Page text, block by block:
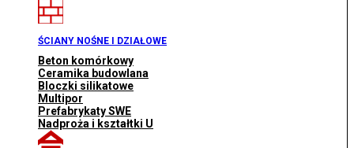
ŚCIANY NOŚNE I DZIAŁOWE
Beton komórkowy
Ceramika budowlana
Bloczki silikatowe
Multipor
Prefabrykaty SWE
Nadproża i kształtki U